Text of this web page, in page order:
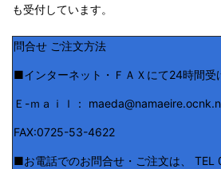
も受付しています。
問合せ ご注文方法
■インターネット・ＦＡＸにて24時間受
Ｅ-ｍａｉｌ：
FAX:0725-53-4622
■お電話でのお問合せ・ご注文は、